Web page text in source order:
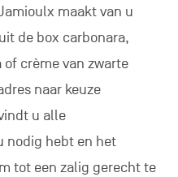
maakt van u
de box carbonara,
crème van zwarte
naar keuze
u alle
nodig hebt en het
tot een zalig gerecht te